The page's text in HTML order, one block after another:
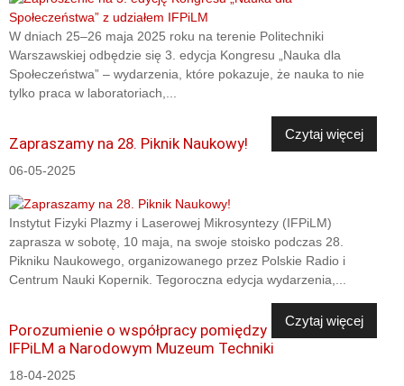
W dniach 25–26 maja 2025 roku na terenie Politechniki
Warszawskiej odbędzie się 3. edycja Kongresu „Nauka dla
Społeczeństwa” – wydarzenia, które pokazuje, że nauka to nie
tylko praca w laboratoriach,...
Czytaj więcej
Zapraszamy na 28. Piknik Naukowy!
06-05-2025
Instytut Fizyki Plazmy i Laserowej Mikrosyntezy (IFPiLM)
zaprasza w sobotę, 10 maja, na swoje stoisko podczas 28.
Pikniku Naukowego, organizowanego przez Polskie Radio i
Centrum Nauki Kopernik. Tegoroczna edycja wydarzenia,...
Czytaj więcej
Porozumienie o współpracy pomiędzy
IFPiLM a Narodowym Muzeum Techniki
18-04-2025